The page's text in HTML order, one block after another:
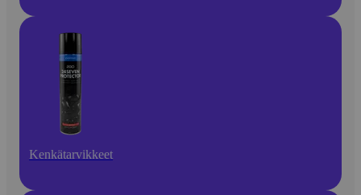
Kenkätarvikkeet